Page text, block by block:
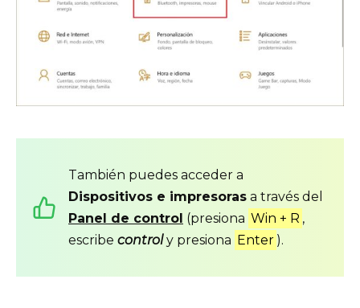
También puedes acceder a
Dispositivos e impresoras a través del
Panel de control (presiona Win + R ,
escribe controly presiona Enter ).